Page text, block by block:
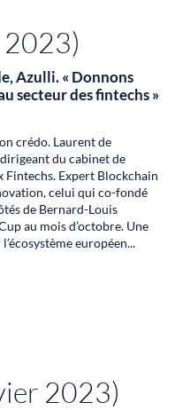
2023)
Azulli. « Donnons
secteur des fintechs »
crédo. Laurent de
du cabinet de
Fintechs. Expert Blockchain
celui qui co-fondé
de Bernard-Louis
au mois d’octobre. Une
européen...
2023)